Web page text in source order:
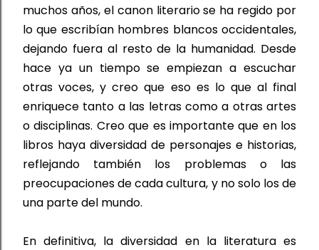
muchos años, el canon literario se ha regido por
lo que escribían hombres blancos occidentales,
dejando fuera al resto de la humanidad. Desde
hace ya un tiempo se empiezan a escuchar
otras voces, y creo que eso es lo que al final
enriquece tanto a las letras como a otras artes
o disciplinas. Creo que es importante que en los
libros haya diversidad de personajes e historias,
reflejando también los problemas o las
preocupaciones de cada cultura, y no solo los de
una parte del mundo.
En definitiva, la diversidad en la literatura es